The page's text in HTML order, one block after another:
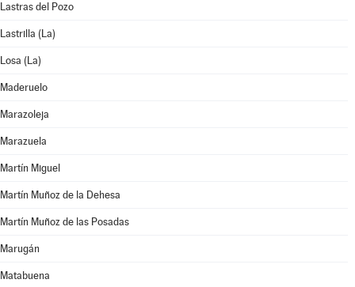
Lastras del Pozo
Lastrilla (La)
Losa (La)
Maderuelo
Marazoleja
Marazuela
Martín Miguel
Martín Muñoz de la Dehesa
Martín Muñoz de las Posadas
Marugán
Matabuena